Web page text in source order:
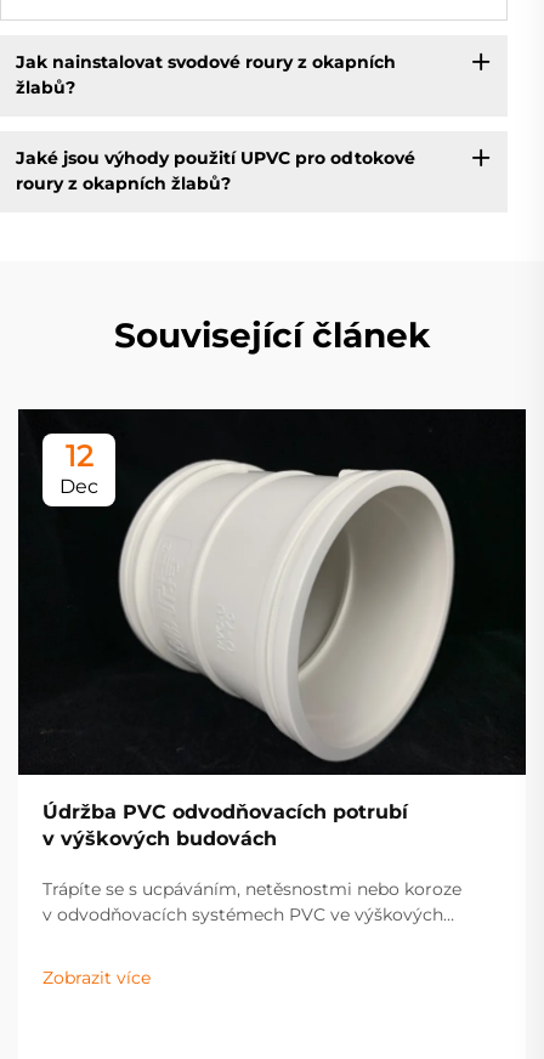
Jak nainstalovat svodové roury z okapních
žlabů?
Jaké jsou výhody použití UPVC pro odtokové
roury z okapních žlabů?
Související článek
12
Dec
Údržba PVC odvodňovacích potrubí
v výškových budovách
Trápíte se s ucpáváním, netěsnostmi nebo koroze
v odvodňovacích systémech PVC ve výškových
prodlouží životnost potrubí, zabrání poškození vodou
a zvýší hodnotu nemovitosti. Získejte praktické
Zobrazit více